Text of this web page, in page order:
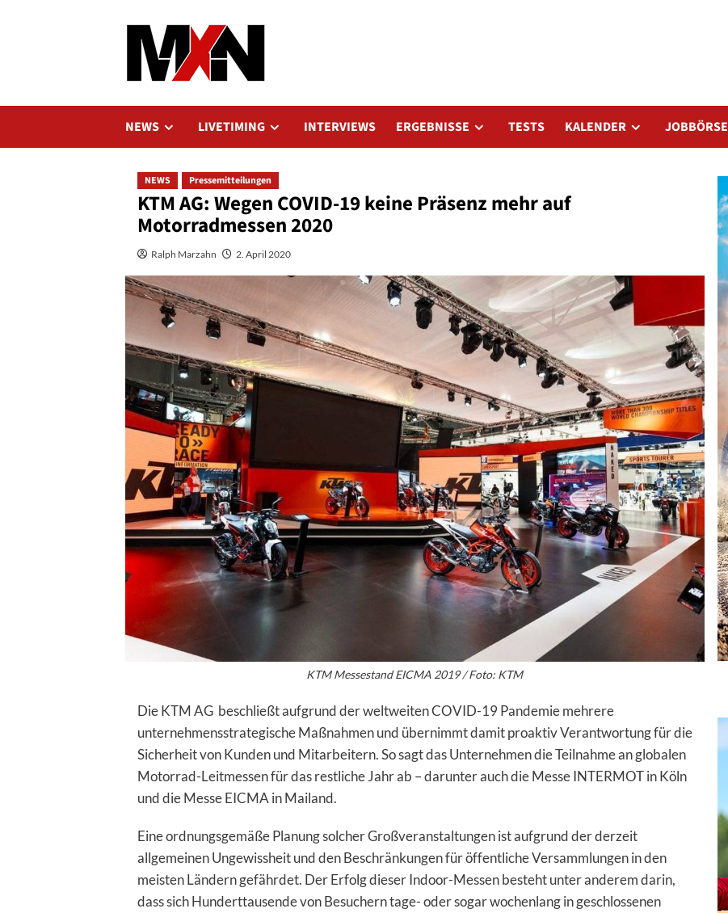
NEWS LIVETIMING INTERVIEWS ERGEBNISSE TESTS KALENDER JOBBÖRSE
NEWS Pressemitteilungen
KTM AG: Wegen COVID-19 keine Präsenz mehr auf
Motorradmessen 2020
Ralph Marzahn 2. April 2020
KTM Messestand EICMA 2019 / Foto: KTM
Die KTM AG beschließt aufgrund der weltweiten COVID-19 Pandemie mehrere
unternehmensstrategische Maßnahmen und übernimmt damit proaktiv Verantwortung für die
Sicherheit von Kunden und Mitarbeitern. So sagt das Unternehmen die Teilnahme an globalen
Motorrad-Leitmessen für das restliche Jahr ab – darunter auch die Messe INTERMOT in Köln
und die Messe EICMA in Mailand.
Eine ordnungsgemäße Planung solcher Großveranstaltungen ist aufgrund der derzeit
allgemeinen Ungewissheit und den Beschränkungen für öffentliche Versammlungen in den
meisten Ländern gefährdet. Der Erfolg dieser Indoor-Messen besteht unter anderem darin,
dass sich Hunderttausende von Besuchern tage- oder sogar wochenlang in geschlossenen